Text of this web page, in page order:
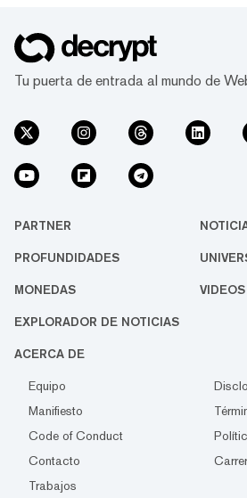
Tu puerta de entrada al mundo de
PARTNER
PROFUNDIDADES
MONEDAS VIDEOS
EXPLORADOR DE NOTICIAS
ACERCA DE
Equipo
Manifiesto
Code of Conduct
Contacto
Trabajos